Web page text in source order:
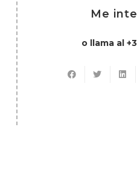
Me
o llama al